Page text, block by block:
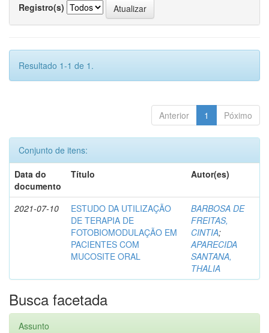
Registro(s)
Resultado 1-1 de 1.
Anterior 1 Póximo
Conjunto de itens:
Data do
documento
Título Autor(es)
2021-07-10
ESTUDO DA UTILIZAÇÃO
DE TERAPIA DE
FOTOBIOMODULAÇÃO EM
PACIENTES COM
MUCOSITE ORAL
BARBOSA DE
FREITAS,
CINTIA;
APARECIDA
SANTANA,
THALIA
Busca facetada
Assunto